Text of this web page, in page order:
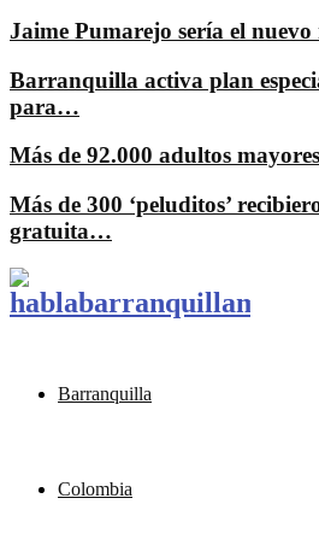
Jaime Pumarejo sería el
Barranquilla activa plan
para…
Más de 92.000 adultos
Más de 300 ‘peluditos’
gratuita…
Barranquilla
Colombia